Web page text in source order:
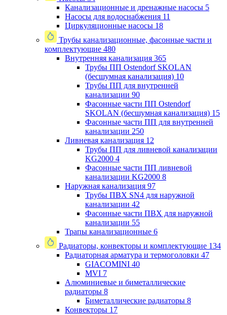
Канализационные и дренажные насосы 5
Насосы для водоснабжения 11
Циркуляционные насосы 18
Трубы канализационные, фасонные части и
комплектующие 480
Внутренняя канализация 365
Трубы ПП Ostendorf SKOLAN
(бесшумная канализация) 10
Трубы ПП для внутренней
канализации 90
Фасонные части ПП Ostendorf
SKOLAN (бесшумная канализация) 15
Фасонные части ПП для внутренней
канализации 250
Ливневая канализация 12
Трубы ПП для ливневой канализации
KG2000 4
Фасонные части ПП ливневой
канализации KG2000 8
Наружная канализация 97
Трубы ПВХ SN4 для наружной
канализации 42
Фасонные части ПВХ для наружной
канализации 55
Трапы канализационные 6
Радиаторы, конвекторы и комплектующие 134
Радиаторная арматура и термоголовки 47
GIACOMINI 40
MVI 7
Алюминиевые и биметаллические
радиаторы 8
Биметаллические радиаторы 8
Конвекторы 17